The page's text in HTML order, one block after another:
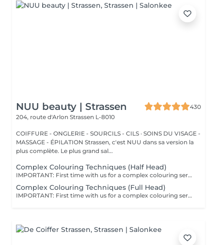
NUU beauty | Strassen
430
204, route d'Arlon Strassen L-8010
COIFFURE - ONGLERIE - SOURCILS - CILS · SOINS DU VISAGE -
MASSAGE - ÉPILATION Strassen, c'est NUU dans sa version la
plus complète. Le plus grand sal...
Complex Colouring Techniques (Half Head)
IMPORTANT: First time with us for a complex colouring service? We kindly recommend booking a consultation first, so we can assess your hair condition, discuss your colour goals, and create the best plan for your desired result. Complex Colouring Techniques These are advanced methods like Air Touch, Balayage, Highlights, Mesh, and Shatush that create multi-dimensional, natural-looking colour with soft transitions. Perfect if you want low-maintenance highlights that blend seamlessly and grow out gracefully without harsh lines. Your stylist will recommend the best one during the consultation based on your hair and desired result. All our colouring services use La Biosthétique products. La Biosthétique uses up to 90% of natural ingredients; it prioritises complete 360-degree care, with scalp health at the foundation of beautiful hair. We use Dyson Pro tools that protect your hair from excessive heat and deliver a sleek, polished finish. All brushes are sanitised with Sibel equipment, which effectively removes hair, product buildup, and impurities while reducing bacteria on the brush surface to maintain high hygiene standards for every client. For a more defined final look, a haircut can be added as an add-on. Simple, Moderate, Complex This grading reflects your hair's individual characteristics, such as texture, density, and length and is assessed by your hairdresser at the start of your visit. Not sure which to choose? We recommend booking Complex. The price will be adjusted after your consultation. Note: This is not related to the difficulty of service or timing.
Complex Colouring Techniques (Full Head)
IMPORTANT: First time with us for a complex colouring service? We kindly recommend booking a consultation first, so we can assess your hair condition, discuss your colour goals, and create the best plan for your desired result. Complex Colouring Techniques These are advanced methods like Air Touch, Balayage, Highlights, Mesh, and Shatush that create multi-dimensional, natural-looking colour with soft transitions. Perfect if you want low-maintenance highlights that blend seamlessly and grow out gracefully without harsh lines. Your stylist will recommend the best one during the consultation based on your hair and desired result. All our colouring services use La Biosthétique products. La Biosthétique uses up to 90% of natural ingredients; it prioritises complete 360-degree care, with scalp health at the foundation of beautiful hair. We use Dyson Pro tools that protect your hair from excessive heat and deliver a sleek, polished finish. All brushes are sanitised with Sibel equipment, which effectively removes hair, product buildup, and impurities while reducing bacteria on the brush surface to maintain high hygiene standards for every client. For a more defined final look, a haircut can be added as an add-on. Simple, Moderate, Complex This grading reflects your hair's individual characteristics, such as texture, density, and length and is assessed by your hairdresser at the start of your visit. Not sure which to choose? We recommend booking Complex. The price will be adjusted after your consultation. Note: This is not related to the difficulty of service or timing.